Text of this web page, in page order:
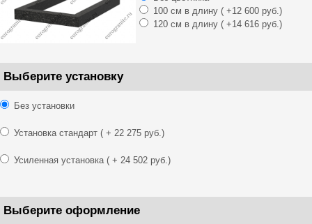
100 см в длину ( +12 600 руб.)
120 см в длину ( +14 616 руб.)
Выберите установку
Без установки
Установка стандарт ( + 22 275 руб.)
Усиленная установка ( + 24 502 руб.)
Выберите оформление